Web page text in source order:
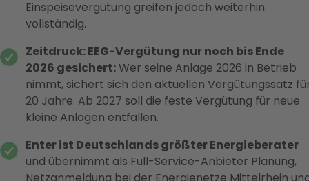
Einspeisevergütung greifen jedoch weiterhin
vollständig.
Zeitdruck: EEG-Vergütung nur noch bis Ende
2026 gesichert:Wer seine Anlage 2026 in Betrieb
nimmt, sichert sich den aktuellen Vergütungssatz
20 Jahre. Ab 2027 soll die feste Vergütung für neue
kleine Anlagen entfallen.
Enter ist Deutschlands größter Energieberater
und übernimmt als Full-Service-Anbieter Planung,